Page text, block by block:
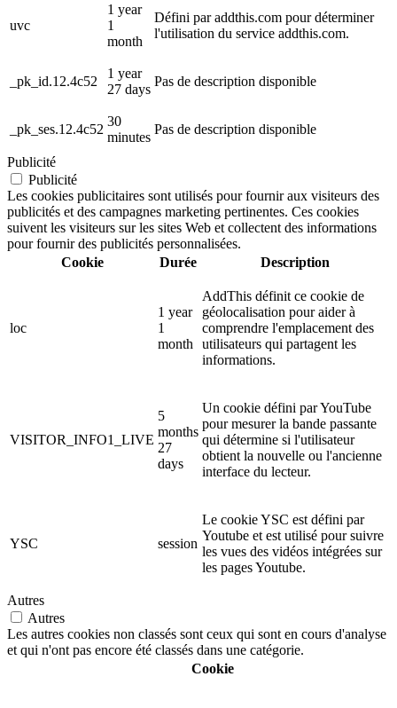
uvc
1 year
1
month
Défini par addthis.com pour déterminer
l'utilisation du service addthis.com.
_pk_id.12.4c52
1 year
27 days
Pas de description disponible
_pk_ses.12.4c52
30
minutes
Pas de description disponible
Publicité
Publicité
Les cookies publicitaires sont utilisés pour fournir aux visiteurs des
publicités et des campagnes marketing pertinentes. Ces cookies
suivent les visiteurs sur les sites Web et collectent des informations
pour fournir des publicités personnalisées.
Cookie
Durée Description
loc
1 year
1
month
AddThis définit ce cookie de
géolocalisation pour aider à
comprendre l'emplacement des
utilisateurs qui partagent les
informations.
VISITOR_INFO1_LIVE
5
months
27
days
Un cookie défini par YouTube
pour mesurer la bande passante
qui détermine si l'utilisateur
obtient la nouvelle ou l'ancienne
interface du lecteur.
YSC session
Le cookie YSC est défini par
Youtube et est utilisé pour suivre
les vues des vidéos intégrées sur
les pages Youtube.
Autres
Autres
Les autres cookies non classés sont ceux qui sont en cours d'analyse
et qui n'ont pas encore été classés dans une catégorie.
Cookie